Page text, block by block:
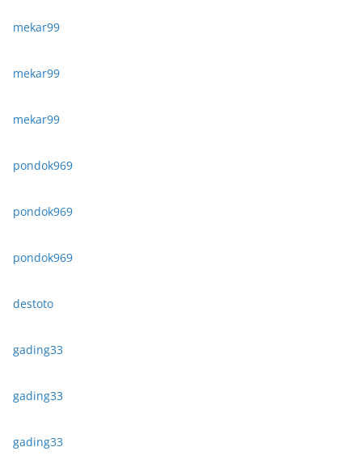
mekar99
mekar99
mekar99
pondok969
pondok969
pondok969
destoto
gading33
gading33
gading33